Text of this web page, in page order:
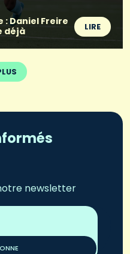
: Daniel Freire
déjà
LIRE
newsletter